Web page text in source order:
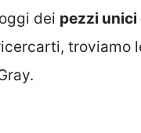
dei pezzi
troviamo